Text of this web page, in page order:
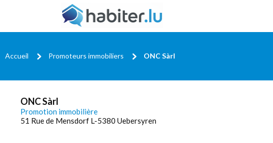
Accueil Promoteurs immobiliers ONC Sàrl
ONC Sàrl
Promotion immobilière
51 Rue de Mensdorf L-5380 Uebersyren